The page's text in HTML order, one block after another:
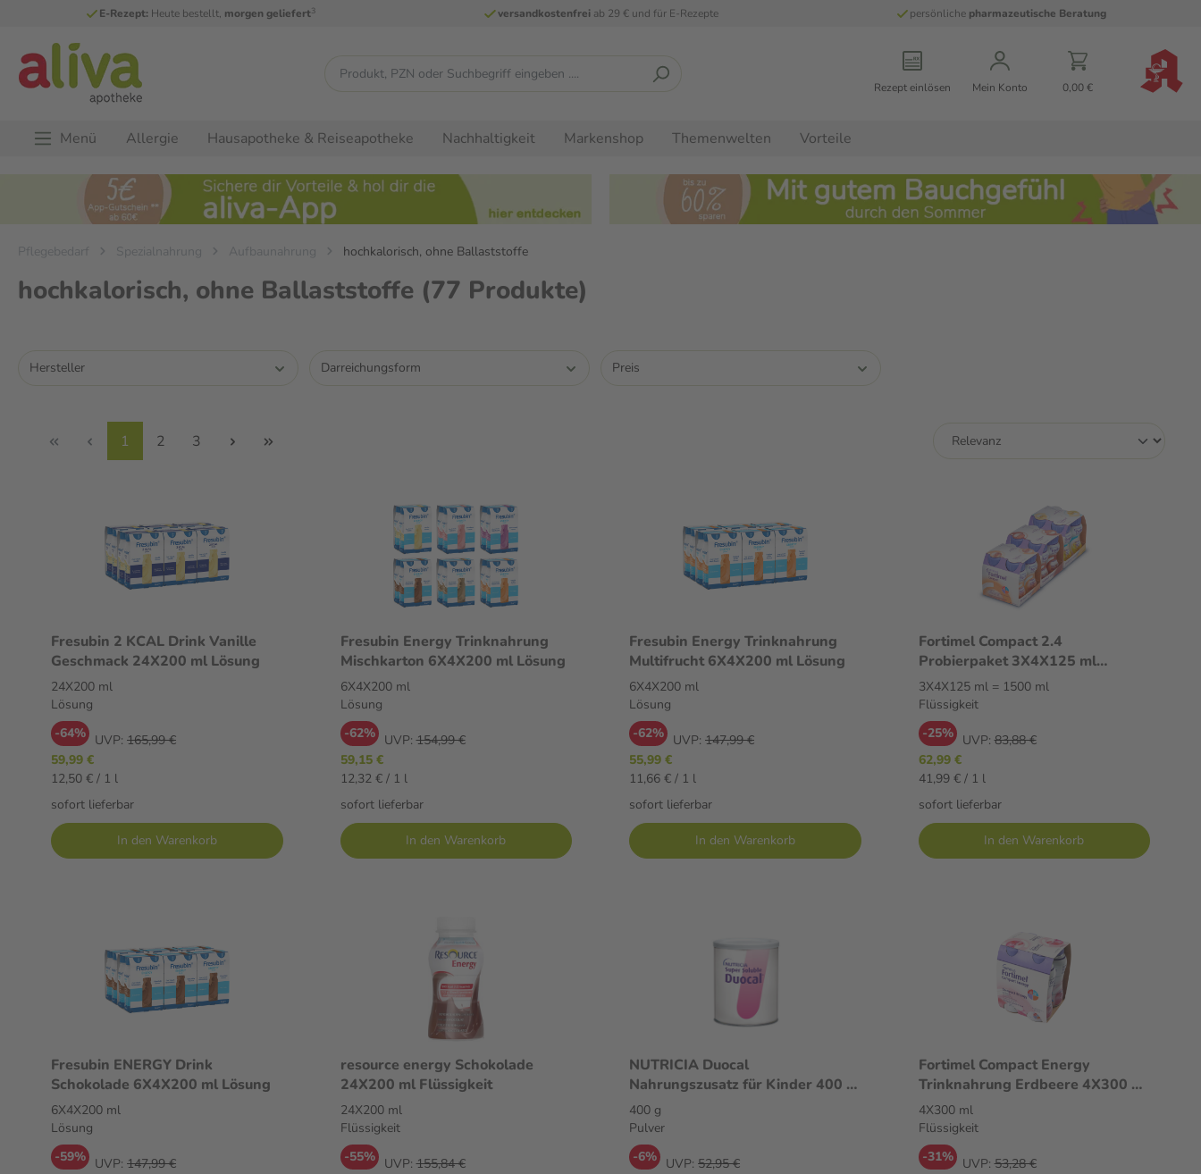
E-Rezept: Heute bestellt, morgen geliefert3 versandkostenfreiab 29 € und für E-Rezepte persönliche pharmazeutische Beratung
Rezept einlösen Mein Konto 0,00 €
Menü Allergie Hausapotheke & Reiseapotheke Nachhaltigkeit Markenshop Themenwelten Vorteile
Pflegebedarf Spezialnahrung Aufbaunahrung hochkalorisch, ohne Ballaststoffe
hochkalorisch, ohne Ballaststoffe (77 Produkte)
Hersteller Darreichungsform Preis
1 2 3
Fresubin 2 KCAL Drink Vanille
Geschmack 24X200 ml Lösung
24X200 ml
Lösung
-64% UVP: 165,99 €
59,99 €
12,50 € / 1 l
sofort lieferbar
In den Warenkorb
Fresubin Energy Trinknahrung
Mischkarton 6X4X200 ml Lösung
6X4X200 ml
Lösung
-62%
UVP: 154,99 €
59,15 €
12,32 € / 1 l
sofort lieferbar
In den Warenkorb
Fresubin Energy Trinknahrung
Multifrucht 6X4X200 ml Lösung
6X4X200 ml
Lösung
-62% UVP: 147,99 €
55,99 €
11,66 € / 1 l
sofort lieferbar
In den Warenkorb
Fortimel Compact 2.4
Probierpaket 3X4X125 ml
Flüssigkeit
3X4X125 ml = 1500 ml
Flüssigkeit
-25%
UVP: 83,88 €
62,99 €
41,99 € / 1 l
sofort lieferbar
In den Warenkorb
Fresubin ENERGY Drink
Schokolade 6X4X200 ml Lösung
6X4X200 ml
Lösung
-59% UVP: 147,99 €
resource energy Schokolade
24X200 ml Flüssigkeit
24X200 ml
Flüssigkeit
-55%
UVP: 155,84 €
NUTRICIA Duocal
Nahrungszusatz für Kinder 400 g
Pulver
400 g
Pulver
-6% UVP: 52,95 €
Fortimel Compact Energy
Trinknahrung Erdbeere 4X300 ml
Flüssigkeit
4X300 ml
Flüssigkeit
-31%
UVP: 53,28 €